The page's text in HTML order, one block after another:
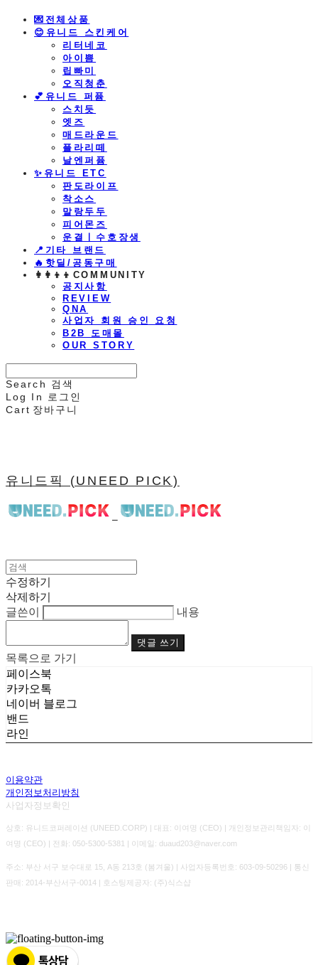
💌전체상품
😊유니드 스킨케어
리터네코
아이쁨
립빠미
오직청춘
💕유니드 퍼퓸
스치듯
엣즈
매드라운드
플라리떼
날엔퍼퓸
​✨유니드 ETC
판도라이프
착소스
말랑두두
피어몬즈
운결ㅣ수호장생
📍기타 브랜드
🔥핫딜/공동구매
👩‍👩‍👦‍👦COMMUNITY
공지사항
REVIEW
QNA
사업자 회원 승인 요청
B2B 도매몰
OUR STORY
Search
검색
Log In
로그인
Cart 장바구니
유니드픽 (UNEED PICK)
수정하기
삭제하기
글쓴이
내용
댓글 쓰기
목록으로 가기
페이스북
카카오톡
네이버 블로그
밴드
라인
이용약관
개인정보처리방침
사업자정보확인
상호: 유니드코퍼레이션 (UNEED.CORP) | 대표: 이여명 (CEO) | 개인정보관리책임자: 이
여명 (CEO) | 전화: 050-5300-5381 | 이메일: duaud203@naver.com
주소: 부산 서구 보수대로 15, A동 213호 (봄겨울) | 사업자등록번호: 603-09-50296 | 통신
판매: 2014-부산서구-0014 | 호스팅제공자: (주)식스샵